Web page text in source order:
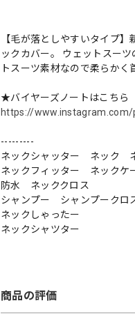
【毛が落としやすいタイプ
ックカバー。 ウェットスー
トスーツ素材なので柔らかく
★バイヤーズノートはこちら
https://
---------
ネックシャッター ネック
ネックフィッター ネックケ
防水 ネッククロス
シャンプー シャンプークロ
ネックしゃったー
ネックシャツター
商品の評価